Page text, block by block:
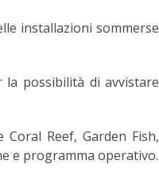
installazioni sommerse
possibilità di avvistare
Reef, Garden Fish,
e programma operativo.